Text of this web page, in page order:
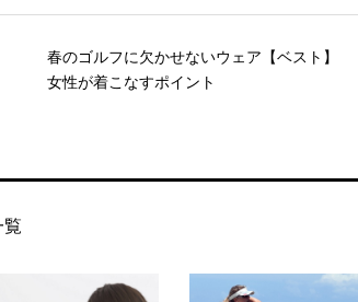
春のゴルフに欠かせないウェア【ベスト】
女性が着こなすポイント